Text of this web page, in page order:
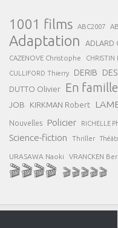
1001 films ABC2007
Adaptation ADLARD
CAZENOVE Christophe CHRISTIN
CULLIFORD Thierry DERIB
DUTTO Olivier En famille
JOB KIRKMAN Robert
Nouvelles Policier RICHELLE
Science-fiction Thriller
URASAWA Naoki VRANCKEN
🎬🎬🎬🎬 🎬🎬🎬🎬🎬